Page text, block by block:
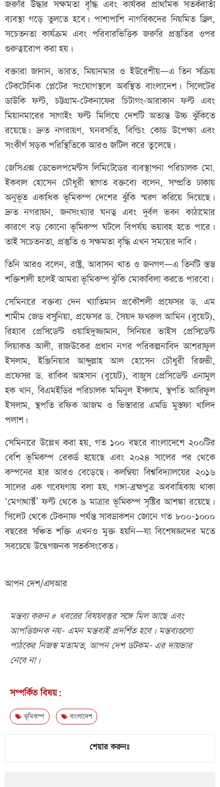
জরুরি উদ্ধার সক্ষমতা বৃদ্ধি এবং কার্যকর প্রাথমিক সতর্কবার্তা
ব্যবস্থা গড়ে তুলতে হবে। পাশাপাশি নাগরিকদের নিয়মিত ড্রিল,
সচেতনতা কার্যক্রম এবং পরিবারভিত্তিক জরুরি প্রস্তুতির ওপর
গুরুত্বারোপ করা হয়।
বক্তারা জানান, ভারত, মিয়ানমার ও ইউরেশীয়—এ তিন সক্রিয়
টেকটোনিক প্লেটের সংযোগস্থলে অবস্থিত বাংলাদেশ। সিলেটের
ডাউকি ফল্ট, চট্টগ্রাম–টেকনাফের চিটাগং-আরাকান ফল্ট এবং
মিয়ানমারের সাগাইং ফল্ট মিলিয়ে দেশটি অত্যন্ত উচ্চ ঝুঁকিতে
রয়েছে। দ্রুত নগরায়ণ, ঘনবসতি, বিল্ডিং কোড উপেক্ষা এবং
সংকীর্ণ সড়ক পরিস্থিতিকে আরও জটিল করে তুলেছে।
জেসিএক্স ডেভেলপমেন্টস লিমিটেডের ব্যবস্থাপনা পরিচালক মো.
ইকবাল হোসেন চৌধুরী স্বাগত বক্তব্যে বলেন, সম্প্রতি ঢাকায়
অনুভূত একাধিক ভূমিকম্প দেশের ঝুঁকি স্মরণ করিয়ে দিয়েছে।
দ্রুত নগরায়ন, জনসংখ্যার ঘনত্ব এবং দুর্বল ভবন কাঠামোর
কারণে বড় কোনো ভূমিকম্প ঘটলে বিপর্যয় ভয়াবহ হতে পারে।
তাই সচেতনতা, প্রস্তুতি ও সক্ষমতা বৃদ্ধি এখন সময়ের দাবি।
তিনি আরও বলেন, রাষ্ট্র, আবাসন খাত ও জনগণ—এ তিনটি স্তম্ভ
শক্তিশালী হলেই আমরা ভূমিকম্প ঝুঁকি মোকাবিলা করতে পারবো।
সেমিনারে বক্তব্য দেন খ্যাতিমান প্রকৌশলী প্রফেসর ড. এম
শামীম জেড বসুনিয়া, প্রফেসর ড. সৈয়দ ফখরুল আমিন (বুয়েট),
রিহ্যাব প্রেসিডেন্ট ওয়াহিদুজ্জামান, সিনিয়র ভাইস প্রেসিডেন্ট
লিয়াকত আলী, রাজউকের প্রধান নগর পরিকল্পনাবিদ আশরাফুল
ইসলাম, ইঞ্জিনিয়ার আব্দুল্লাহ আল হোসেন চৌধুরী রিজভী,
প্রফেসর ড. রাকিব আহসান (বুয়েট), বাজুস প্রেসিডেন্ট এনামুল
হক খান, বিএমইডির পরিচালক মমিনুল ইসলাম, স্থপতি আরিফুল
ইসলাম, স্থপতি রফিক আজম ও ভিস্তারার এমডি মুস্তফা খালিদ
পলাশ।
সেমিনারে উল্লেখ করা হয়, গত ১০০ বছরে বাংলাদেশে ২০০টির
বেশি ভূমিকম্প রেকর্ড হয়েছে এবং ২০২৪ সালের পর থেকে
কম্পনের হার আরও বেড়েছে। কলম্বিয়া বিশ্ববিদ্যালয়ের ২০১৬
সালের এক গবেষণায় বলা হয়, গঙ্গা-ব্রহ্মপুত্র অববাহিকায় থাকা
‘মেগাথার্স্ট’ ফল্ট থেকে ৯ মাত্রার ভূমিকম্প সৃষ্টির আশঙ্কা রয়েছে।
সিলেট থেকে টেকনাফ পর্যন্ত সাবডাকশন জোনে গত ৮০০-১০০০
বছরের সঞ্চিত শক্তি এখনও মুক্ত হয়নি—যা বিশেষজ্ঞদের মতে
সবচেয়ে উদ্বেগজনক সতর্কসংকেত।
আপন দেশ/এসআর
মন্তব্য করুন # খবরের বিষয়বস্তুর সঙ্গে মিল আছে এবং
আপত্তিজনক নয়- এমন মন্তব্যই প্রদর্শিত হবে। মন্তব্যগুলো
পাঠকের নিজস্ব মতামত, আপন দেশ ডটকম- এর দায়ভার
নেবে না।
সম্পর্কিত বিষয়:
ভূমিকম্প বাংলাদেশ
শেয়ার করুনঃ